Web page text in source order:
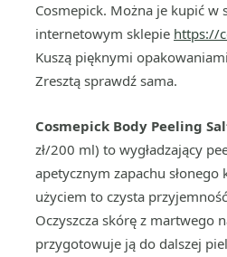
Cosmepick. Można je kupić w
internetowym sklepie https://
Kuszą pięknymi
Zresztą sprawdź sama.
Cosmepick Body Peeling
zł/200 ml) to wygładzający
apetycznym zapachu
użyciem to czysta
Oczyszcza skórę z martwego
przygotowuje ją do dalszej